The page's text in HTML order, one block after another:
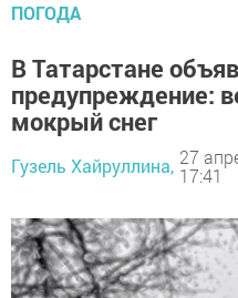
ПОГОДА
В Татарстане
предупреждение:
мокрый снег
Гузель Хайруллина, 27
17:41